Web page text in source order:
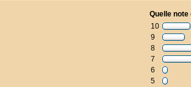
Quelle
10
9
8
7
6
5